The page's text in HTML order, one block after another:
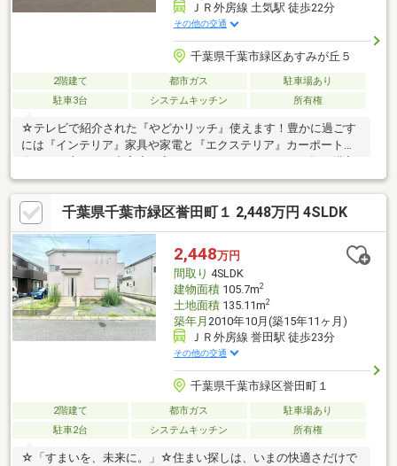
ＪＲ外房線 土気駅 徒歩22分
その他の交通
千葉県千葉市緑区あすみが丘５
2階建て 都市ガス
駐車場あり
駐車3台
システムキッチン 所有権
☆テレビで紹介された『やどかリッチ』使えます！豊かに過ごす
には『インテリア』家具や家電と『エクステリア』カーポートや
でき、その代金を住宅ローンに組み込むことが可能なサービス、
それがやどかリッチです。◆頭金０円でもＯＫ！(諸経費含む）◆
アフターサービス充実♪「どこの銀行がいいの？疾病って何？ロー
ン組めるかな？」わからないことが多い家探しを丁寧にご説明致
します♪物件の探し方、ローンの組み方、知らないと損する税金の
こと等トータルでサポート致します！
千葉県千葉市緑区誉田町１ 2,448万円 4SLDK
2,448万円
間取り 4SLDK
建物面積105.7m2
土地面積135.11m2
築年月 2010年10月(築15年11ヶ月)
ＪＲ外房線 誉田駅 徒歩23分
その他の交通
千葉県千葉市緑区誉田町１
2階建て 都市ガス
駐車場あり
駐車2台
システムキッチン 所有権
☆「すまいを、未来に。」☆住まい探しは、いまの快適さだけで